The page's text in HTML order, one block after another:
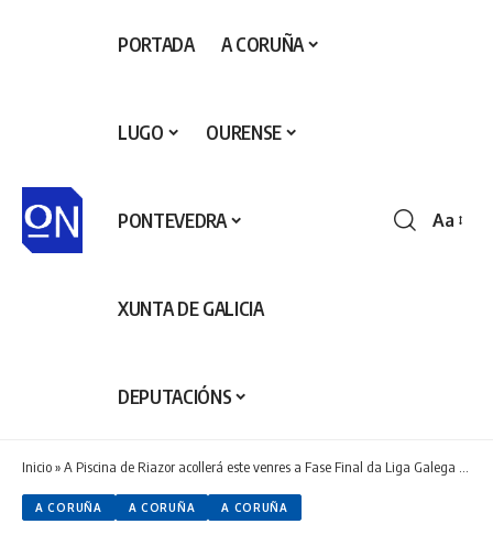
PORTADA A CORUÑA
LUGO OURENSE
PONTEVEDRA
XUNTA DE GALICIA
DEPUTACIÓNS
Aa
Inicio»A Piscina de Riazor acollerá este venres a Fase Final da Liga Galega de Clubs de Natación 3D
A CORUÑA A CORUÑA A CORUÑA